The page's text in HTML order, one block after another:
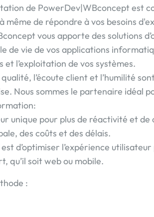
de PowerDev|WBconcept est
même de répondre à vos besoins
vous apporte des solutions
de vie de vos applications
l’exploitation de vos systèmes.
qualité, l’écoute client et l’humilité
Nous sommes le partenaire idéal
unique pour plus de réactivité et de
des coûts et des délais.
d’optimiser l’expérience
qu’il soit web ou mobile.
: